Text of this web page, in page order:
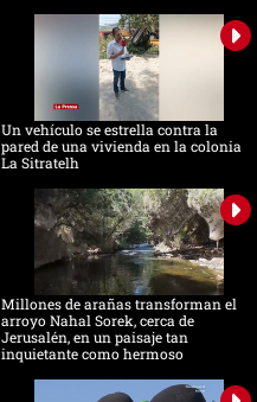
Un vehículo se estrella contra la
pared de una vivienda en la colonia
La Sitratelh
Millones de arañas transforman el
arroyo Nahal Sorek, cerca de
Jerusalén, en un paisaje tan
inquietante como hermoso